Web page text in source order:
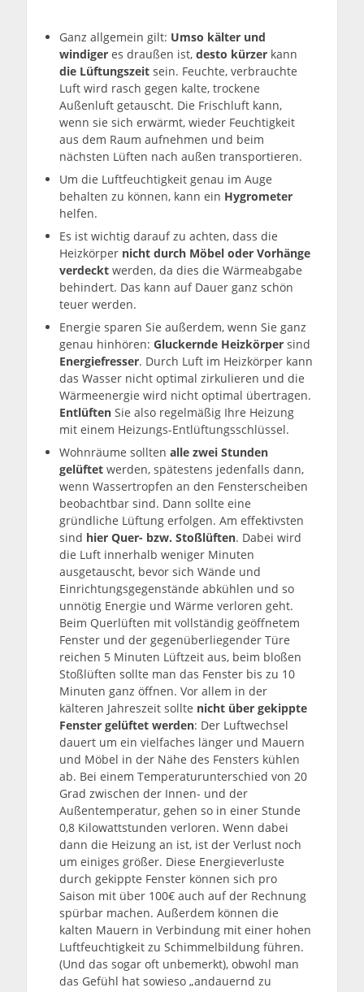
Ganz allgemein gilt: Umso kälter und
windiger es draußen ist,desto kürzer kann
die Lüftungszeitsein. Feuchte, verbrauchte
Luft wird rasch gegen kalte, trockene
Außenluft getauscht. Die Frischluft kann,
wenn sie sich erwärmt, wieder Feuchtigkeit
aus dem Raum aufnehmen und beim
nächsten Lüften nach außen transportieren.
Um die Luftfeuchtigkeit genau im Auge
behalten zu können, kann ein Hygrometer
helfen.
Es ist wichtig darauf zu achten, dass die
Heizkörper nicht durch Möbel oder Vorhänge
verdeckt werden, da dies die Wärmeabgabe
behindert. Das kann auf Dauer ganz schön
teuer werden.
Energie sparen Sie außerdem, wenn Sie ganz
genau hinhören:Gluckernde Heizkörper sind
Energiefresser. Durch Luft im Heizkörper kann
das Wasser nicht optimal zirkulieren und die
Wärmeenergie wird nicht optimal übertragen.
EntlüftenSie also regelmäßig Ihre Heizung
mit einem Heizungs-Entlüftungsschlüssel.
Wohnräume solltenalle zwei Stunden
gelüftet werden, spätestens jedenfalls dann,
wenn Wassertropfen an den Fensterscheiben
beobachtbar sind. Dann sollte eine
gründliche Lüftung erfolgen. Am effektivsten
sind hier Quer- bzw. Stoßlüften. Dabei wird
die Luft innerhalb weniger Minuten
ausgetauscht, bevor sich Wände und
Einrichtungsgegenstände abkühlen und so
unnötig Energie und Wärme verloren geht.
Beim Querlüften mit vollständig geöffnetem
Fenster und der gegenüberliegender Türe
reichen 5 Minuten Lüftzeit aus, beim bloßen
Stoßlüften sollte man das Fenster bis zu 10
Minuten ganz öffnen. Vor allem in der
kälteren Jahreszeit sollte nicht über gekippte
Fenster gelüftet werden: Der Luftwechsel
dauert um ein vielfaches länger und Mauern
und Möbel in der Nähe des Fensters kühlen
ab. Bei einem Temperaturunterschied von 20
Grad zwischen der Innen- und der
Außentemperatur, gehen so in einer Stunde
0,8 Kilowattstunden verloren. Wenn dabei
dann die Heizung an ist, ist der Verlust noch
um einiges größer. Diese Energieverluste
durch gekippte Fenster können sich pro
Saison mit über 100€ auch auf der Rechnung
spürbar machen. Außerdem können die
kalten Mauern in Verbindung mit einer hohen
Luftfeuchtigkeit zu Schimmelbildung führen.
(Und das sogar oft unbemerkt), obwohl man
das Gefühl hat sowieso „andauernd zu